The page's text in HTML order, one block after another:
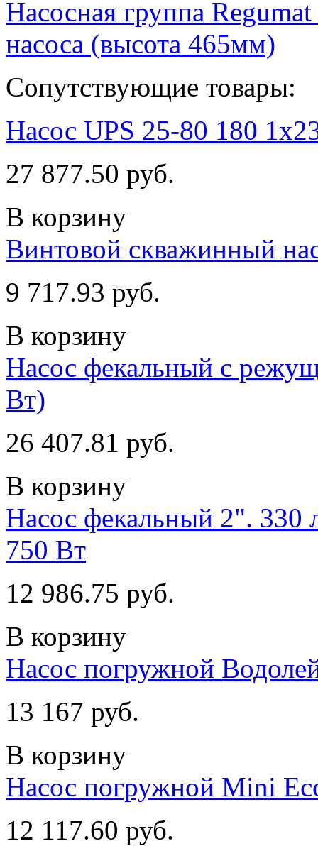
Насосная группа
насоса (высота 465мм)
Сопутствующие товары:
Насос UPS 25-80 180
27 877.50 руб.
В корзину
Винтовой скважинный
9 717.93 руб.
В корзину
Насос фекальный с
Вт)
26 407.81 руб.
В корзину
Насос фекальный 2". 330
750 Вт
12 986.75 руб.
В корзину
Насос погружной
13 167 руб.
В корзину
Насос погружной Mini
12 117.60 руб.